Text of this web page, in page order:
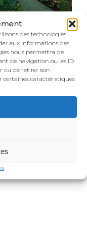
des technologies
aux informations des
nous permettra de
de navigation ou les ID
ou de retirer son
caractéristiques